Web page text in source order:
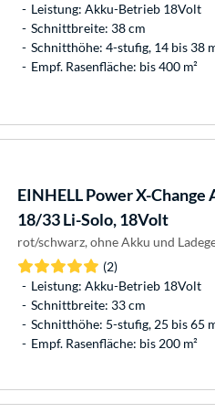
Leistung: Akku-Betrieb 18Volt
Schnittbreite: 38 cm
Schnitthöhe: 4-stufig, 14 bis 38
Empf. Rasenfläche: bis 400 m²
EINHELLPower X-Change
18/33 Li-Solo, 18Volt
rot/schwarz, ohne Akku und
(2)
Leistung: Akku-Betrieb 18Volt
Schnittbreite: 33 cm
Schnitthöhe: 5-stufig, 25 bis 65
Empf. Rasenfläche: bis 200 m²